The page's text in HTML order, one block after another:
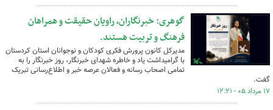
گوهری: خبرنگاران، راویان حقیقت و همراهان
فرهنگ و تربیت هستند.
مدیرکل کانون پرورش فکری کودکان و نوجوانان استان کردستان
با گرامیداشت یاد و خاطره شهدای خبرنگار، روز خبرنگار را به
تمامی اصحاب رسانه و فعالان عرصه خبر و اطلاع‌رسانی تبریک
گفت.
۱۷ مرداد ۰۵ - ۱۲:۲۱